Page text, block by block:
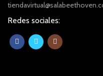
Redes sociales: